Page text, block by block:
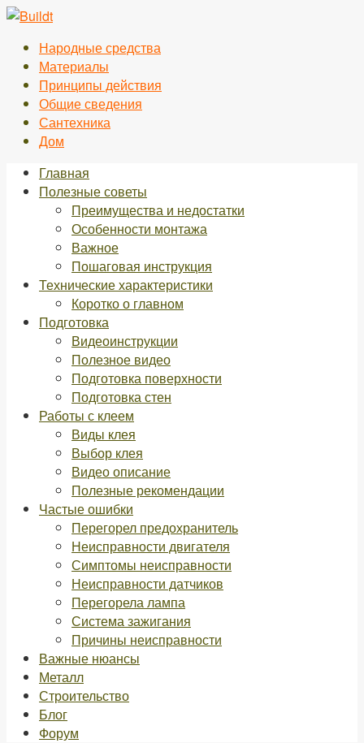
Перейти
контентуНародные средства
Материалы
Принципы действия
Общие сведения
Сантехника
Дом
Главная
Полезные советы
Преимущества и недостатки
Особенности монтажа
Важное
Пошаговая инструкция
Технические характеристики
Коротко о главном
Подготовка
Видеоинструкции
Полезное видео
Подготовка поверхности
Подготовка стен
Работы с клеем
Виды клея
Выбор клея
Видео описание
Полезные рекомендации
Частые ошибки
Перегорел предохранитель
Неисправности двигателя
Симптомы неисправности
Неисправности датчиков
Перегорела лампа
Система зажигания
Причины неисправности
Важные нюансы
Металл
Строительство
Блог
Форум